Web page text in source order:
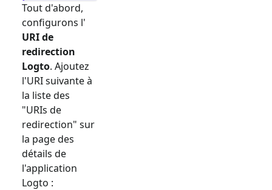
Tout d'abord,
configurons l'
URI de
redirection
Logto. Ajoutez
l'URI suivante à
la liste des
"URIs de
redirection" sur
la page des
détails de
l'application
Logto :